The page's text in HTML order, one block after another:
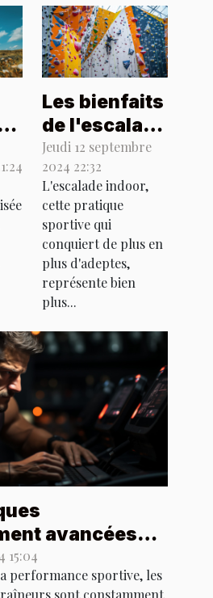
Les bienfaits
de l'escalade
indoor sur la
santé et le
bien-être
Jeudi 12 septembre
2024 22:32
L'escalade indoor,
cette pratique
sportive qui
conquiert de plus en
plus d'adeptes,
représente bien
plus...
avancées
la
sportive
15:04
performance sportive, les
sont constamment